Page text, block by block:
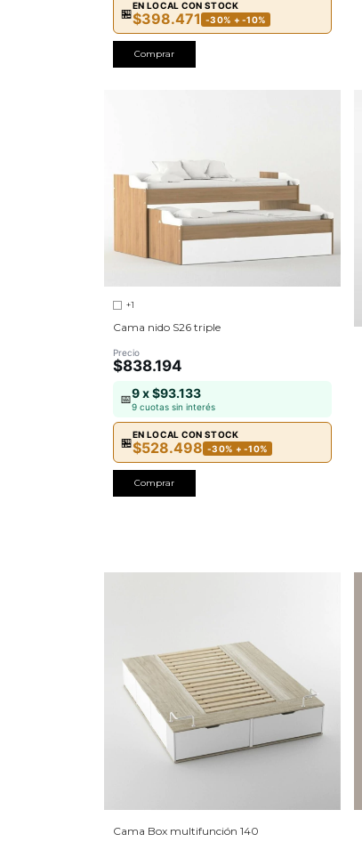
🏪
EN LOCAL CON STOCK
$398.471 -30% + -10%
Comprar
+1
Cama nido S26 triple
Precio
$838.194
📅9 x $93.133
9 cuotas sin interés
🏪
EN LOCAL CON STOCK
$528.498 -30% + -10%
Comprar
Cama Box multifunción 140